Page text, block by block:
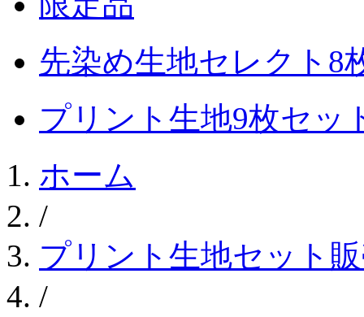
先染め生地セレクト8
プリント生地9枚セッ
ホーム
/
プリント生地セット
/